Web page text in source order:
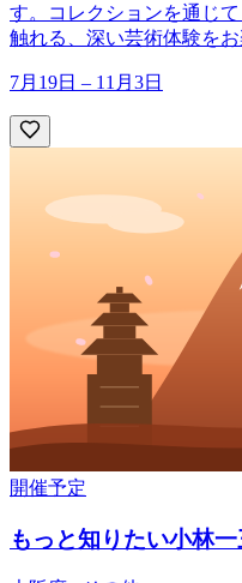
す。コレクションを通じ
触れる、深い芸術体験をお
7月19日 – 11月3日
開催予定
もっと知りたい小林一